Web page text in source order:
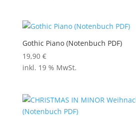
Gothic Piano (Notenbuch PDF)
19,90 €
inkl. 19 % MwSt.